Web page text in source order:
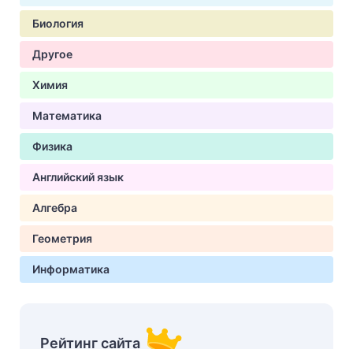
Биология
Другое
Химия
Математика
Физика
Английский язык
Алгебра
Геометрия
Информатика
Рейтинг сайта